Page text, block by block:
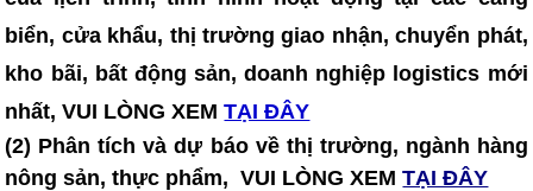
biển, cửa khẩu, thị trường giao nhận, chuyển phát,
kho bãi, bất động sản, doanh nghiệp logistics mới
nhất, VUI LÒNG XEM TẠI ĐÂY
(2) Phân tích và dự báo về thị trường, ngành hàng
nông sản, thực phẩm, VUI LÒNG XEMTẠI ĐÂY